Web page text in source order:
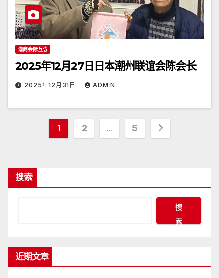
潮商会际互访
2025年12月27日日本潮州联谊会陈会长
2025年12月31日 ADMIN
文
页
1 2 … 5
搜索
搜
索
近期文章